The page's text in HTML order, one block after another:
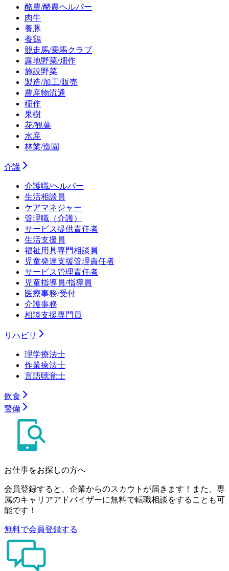
酪農/酪農ヘルパー
肉牛
養豚
養鶏
競走馬/乗馬クラブ
露地野菜/畑作
施設野菜
製造/加工/販売
農産物流通
稲作
果樹
花/観葉
水産
林業/造園
介護
介護職/ヘルパー
生活相談員
ケアマネジャー
管理職（介護）
サービス提供責任者
生活支援員
福祉用具専門相談員
児童発達支援管理責任者
サービス管理責任者
児童指導員/指導員
医療事務/受付
介護事務
相談支援専門員
リハビリ
理学療法士
作業療法士
言語聴覚士
飲食
警備
お仕事をお探しの方へ
会員登録すると、企業からのスカウトが届きます！また、専
属のキャリアアドバイザーに無料で転職相談をすることも可
能です！
無料で会員登録する